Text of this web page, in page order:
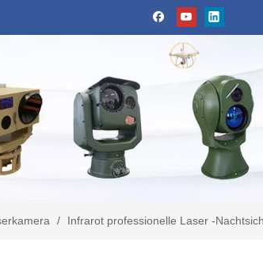
/ Infrarot professionelle Laser -